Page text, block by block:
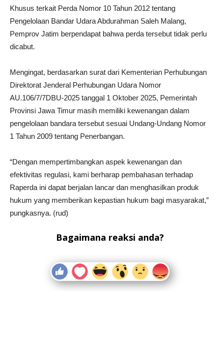
Khusus terkait Perda Nomor 10 Tahun 2012 tentang
Pengelolaan Bandar Udara Abdurahman Saleh Malang,
Pemprov Jatim berpendapat bahwa perda tersebut tidak perlu
dicabut.
Mengingat, berdasarkan surat dari Kementerian Perhubungan
Direktorat Jenderal Perhubungan Udara Nomor
AU.106/7/7DBU-2025 tanggal 1 Oktober 2025, Pemerintah
Provinsi Jawa Timur masih memiliki kewenangan dalam
pengelolaan bandara tersebut sesuai Undang-Undang Nomor
1 Tahun 2009 tentang Penerbangan.
“Dengan mempertimbangkan aspek kewenangan dan
efektivitas regulasi, kami berharap pembahasan terhadap
Raperda ini dapat berjalan lancar dan menghasilkan produk
hukum yang memberikan kepastian hukum bagi masyarakat,”
pungkasnya. (rud)
Bagaimana reaksi anda?